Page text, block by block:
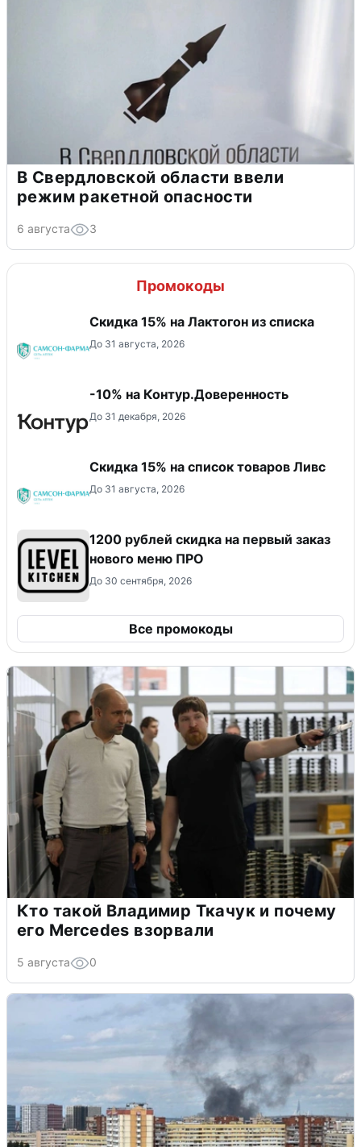
В Свердловской области ввели
режим ракетной опасности
6 августа 3
Промокоды
Скидка 15% на Лактогон из списка
До 31 августа, 2026
-10% на Контур.Доверенность
До 31 декабря, 2026
Скидка 15% на список товаров Ливс
До 31 августа, 2026
​1200 рублей скидка на первый заказ
нового меню ПРО
До 30 сентября, 2026
Все промокоды
Кто такой Владимир Ткачук и почему
его Mercedes взорвали
5 августа 0